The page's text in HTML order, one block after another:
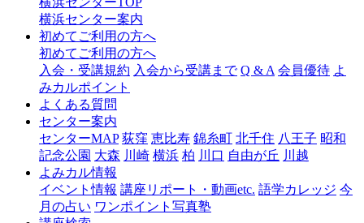
横浜センター案内
初めてご利用の方へ
初めてご利用の方へ
入会・受講規約 入会から受講まで Q & A 会員優待 よ
みカルポイント
よくある質問
センター案内
センターMAP 荻窪 恵比寿 錦糸町 北千住 八王子 昭和
記念公園 大森 川崎 横浜 柏 川口 自由が丘 川越
よみカル情報
イベント情報 講座リポート・動画etc. 語学カレッジ 今
月の占い ワンポイント写真塾